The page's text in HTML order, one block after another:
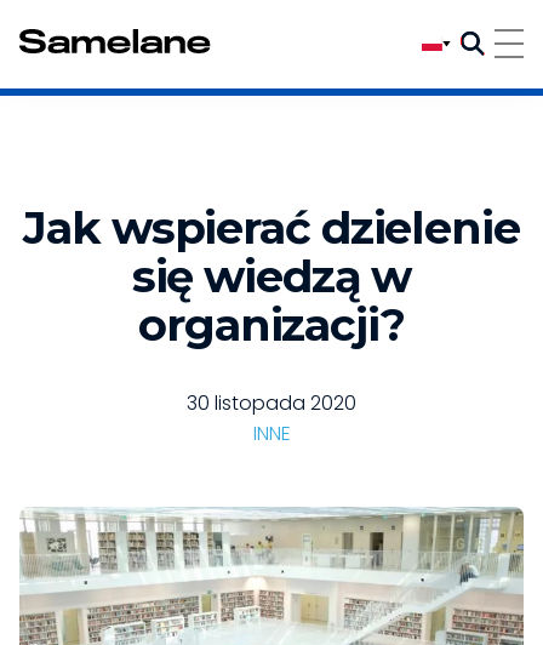
Jak wspierać dzielenie
się wiedzą w
organizacji?
30 listopada 2020
INNE